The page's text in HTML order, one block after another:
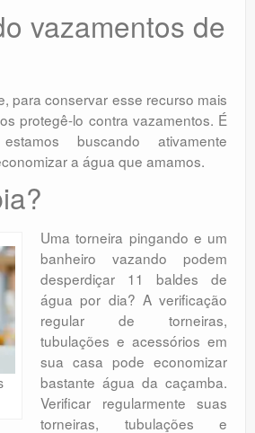
vazamentos de
para conservar esse recurso mais
protegê-lo contra vazamentos. É
buscando ativamente
a água que amamos.
Uma torneira pingando e um
banheiro vazando podem
desperdiçar 11 baldes de
água por dia? A verificação
regular de torneiras,
tubulações e acessórios em
sua casa pode economizar
bastante água da caçamba.
Verificar regularmente suas
torneiras, tubulações e